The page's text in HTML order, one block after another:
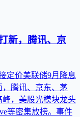
新，腾讯、京
定价美联储9月降息
腾讯、京东、茅
，美股光模块龙头
等密集放榜。事件